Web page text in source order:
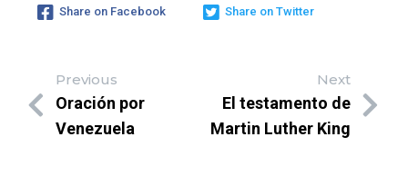
Share on Facebook Share on Twitter
Previous
Oración por
Venezuela
Next
El testamento de
Martin Luther King